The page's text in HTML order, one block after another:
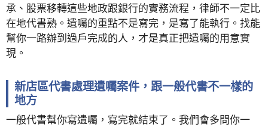
承、股票移轉這些地政跟銀行的實務流程，律師不一定比
在地代書熟。遺囑的重點不是寫完，是寫了能執行。找能
幫你一路辦到過戶完成的人，才是真正把遺囑的用意實
現。
新店區代書處理遺囑案件，跟一般代書不一樣的
地方
一般代書幫你寫遺囑，寫完就結束了。我們會多問你一